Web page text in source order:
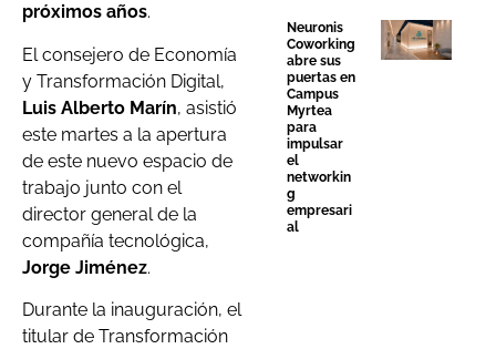
próximos años.
El consejero de Economía
y Transformación Digital,
Luis Alberto Marín, asistió
este martes a la apertura
de este nuevo espacio de
trabajo junto con el
director general de la
compañía tecnológica,
Jorge Jiménez.
Durante la inauguración, el
titular de Transformación
Neuronis
Coworking
abre sus
puertas en
Campus
Myrtea
para
impulsar
el
networkin
g
empresari
al